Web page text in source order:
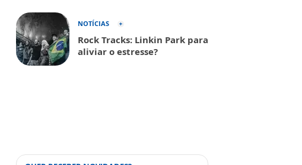
NOTÍCIAS
Rock Tracks: Linkin Park para
aliviar o estresse?